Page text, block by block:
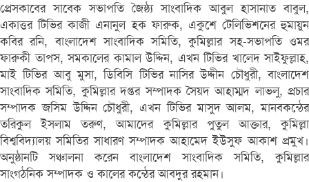
প্রেসকাবের সাবেক সভাপতি জৈষ্ঠ্য সাংবাদিক আবুল হাসানাত বাবুল,
একাত্তর টিভির কাজী এনানুল হক ফারুক, একুশে টেলিভিশনের হুমায়ুন
কবির রনি, বাংলাদেশ সাংবাদিক সমিতি, কুমিল্লার সহ-সভাপতি ওমর
ফারুকী তাপস, সমকালের কামাল উদ্দিন, এখন টিভির খালেদ সাইফুল্লাহ,
মাই টিভির আবু মুসা, ডিবিসি টিভির নাসির উদ্দীন চৌধুরী, বাংলাদেশ
সাংবাদিক সমিতি, কুমিল্লার দপ্তর সম্পাদক সৈয়দ আহাম্মদ লাভলু, প্রচার
সম্পাদক জসিম উদ্দিন চৌধুরী, এখন টিভির মাসুদ আলম, মানবকন্ঠের
তরিকুল ইসলাম তরুণ, আমাদের কুমিল্লার পুতুল আক্তার, কুমিল্লা
বিশ্ববিদ্যালয় সমিতির সাধারণ সম্পাদক আহামেদ ইউসুফ আকাশ প্রমুখ।
অনুষ্ঠানটি সঞ্চালনা করেন বাংলাদেশ সাংবাদিক সমিতি, কুমিল্লার
সাংগঠনিক সম্পাদক ও কালের কন্ঠের আবদুর রহমান।